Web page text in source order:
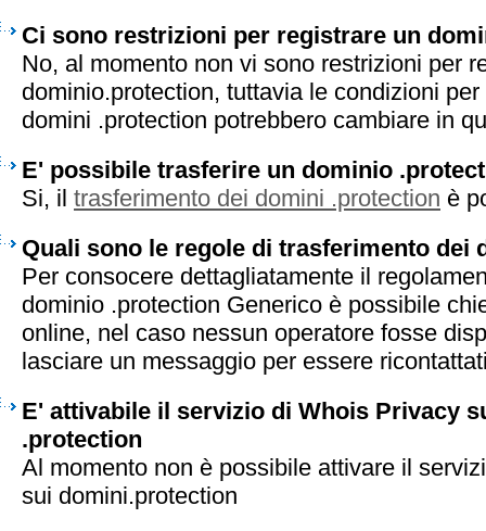
Ci sono restrizioni per registrare un
No, al momento non vi sono restrizioni per
dominio.protection, tuttavia le condizioni
domini .protection potrebbero cambiare in
E' possibile trasferire un dominio
Si, il trasferimento dei domini .protection è
Quali sono le regole di trasferimento dei
Per consocere dettagliatamente il
dominio .protection Generico è possibile
online, nel caso nessun operatore fosse
lasciare un messaggio per essere
E' attivabile il servizio di Whois Privacy
.protection
Al momento non è possibile attivare il
sui domini.protection